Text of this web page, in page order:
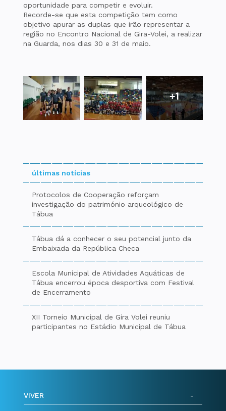
oportunidade para competir e evoluir.
Recorde-se que esta competição tem como
objetivo apurar as duplas que irão representar a
região no Encontro Nacional de Gira-Volei, a realizar
na Guarda, nos dias 30 e 31 de maio.
+1
últimas notícias
Protocolos de Cooperação reforçam
investigação do património arqueológico de
Tábua
Tábua dá a conhecer o seu potencial junto da
Embaixada da República Checa
Escola Municipal de Atividades Aquáticas de
Tábua encerrou época desportiva com Festival
de Encerramento
XII Torneio Municipal de Gira Volei reuniu
participantes no Estádio Municipal de Tábua
VIVER